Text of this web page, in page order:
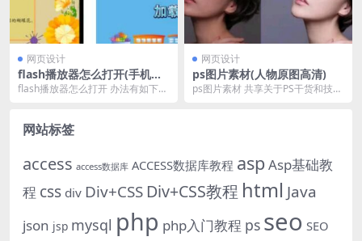
网页设计
flash播放器怎么打开(手机下
载安装)
flash播放器怎么打开 办法有如下两
网页设计
ps图片素材(人物原图高清)
ps图片素材 共享关于PS干货和技
网站标签
access access数据库 ACCESS数据库教程 asp Asp基础教
程 css div Div+CSS Div+CSS教程 html Java
json jsp mysql php php入门教程 ps seo SEO